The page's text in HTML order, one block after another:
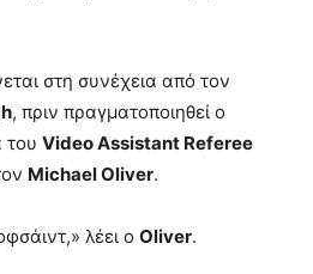
στη συνέχεια από τον
, πριν πραγματοποιηθεί ο
του Video Assistant Referee
Michael Oliver.
λέει ο Oliver.